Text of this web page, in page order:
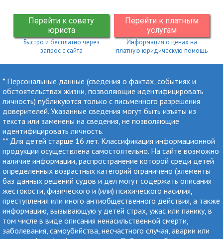
Перейти к совету
юриста
Перейти к платным
услугам
Быстро и бесплатно через
запрос с сайта
Информация о ценах на
платную юридическую помощь
* Персональные данные (сведения о фактах, событиях и
обстоятельствах жизни, позволяющие идентифицировать
личность) публикуются только с письменного разрешения
доверителей. Указанные сведения могут быть изъяты из
текста или заменены на сведения, не позволяющие
идентифицировать личность.
** Для детей старше 16 лет. Классификация информационной
продукции осуществлена самостоятельно. На сайте возможно
наличие информации, распространение которой среди детей
определенных возрастных категорий ограничено (элементы
баз данных решений судов и дел могут содержать описания
жестокости, физического и (или) психического насилия,
преступления или иного антиобщественного действия, а также
информацию, вызывающую у детей страх, ужас или панику, в
том числе в виде описания ненасильственной смерти,
заболевания, самоубийства, несчастного случая, аварии или